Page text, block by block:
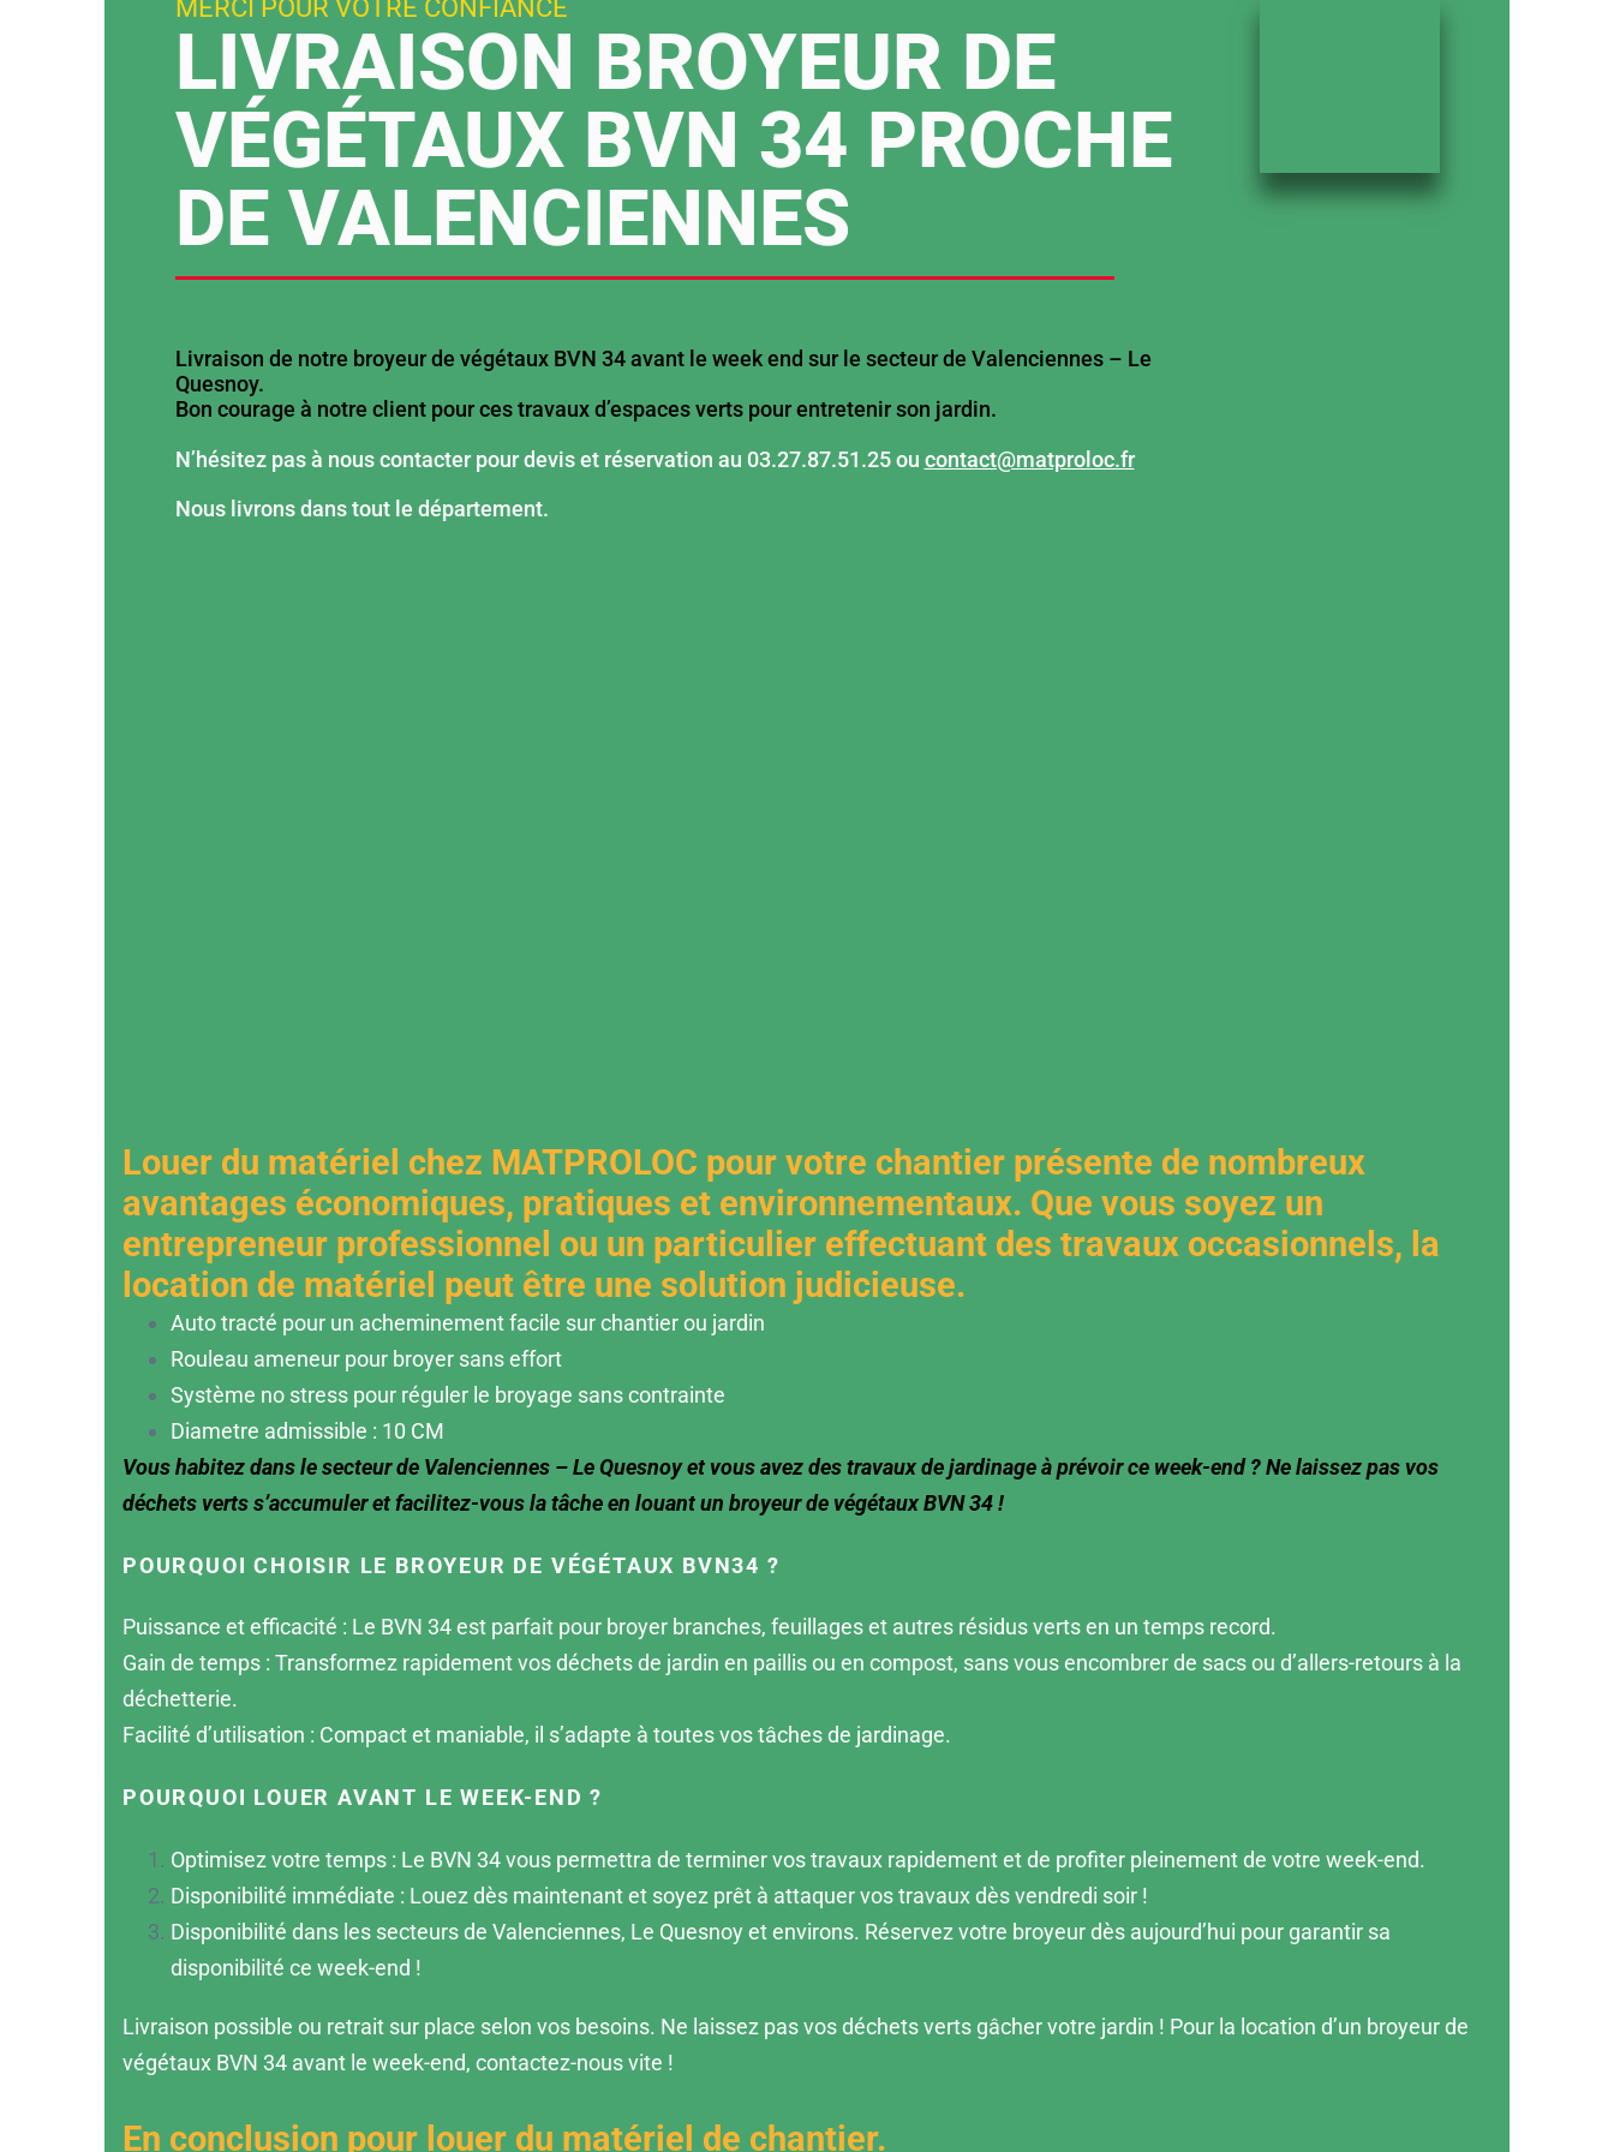
MERCI POUR VOTRE CONFIANCE
LIVRAISON BROYEUR DE
VÉGÉTAUX BVN 34 PROCHE
DE VALENCIENNES
Livraison de notre broyeur de végétaux BVN 34 avant le week end sur le secteur de Valenciennes – Le
Quesnoy.
Bon courage à notre client pour ces travaux d’espaces verts pour entretenir son jardin.
N’hésitez pas à nous contacter pour devis et réservation au 03.27.87.51.25 ou contact@matproloc.fr
Nous livrons dans tout le département.
Louer du matériel chez MATPROLOC pour votre chantier présente de nombreux
avantages économiques, pratiques et environnementaux. Que vous soyez un
entrepreneur professionnel ou un particulier effectuant des travaux occasionnels, la
location de matériel peut être une solution judicieuse.
Auto tracté pour un acheminement facile sur chantier ou jardin
Rouleau ameneur pour broyer sans effort
Système no stress pour réguler le broyage sans contrainte
Diametre admissible : 10 CM
Vous habitez dans le secteur de Valenciennes – Le Quesnoy et vous avez des travaux de jardinage à prévoir ce week-end ? Ne laissez pas vos
déchets verts s’accumuler et facilitez-vous la tâche en louant un broyeur de végétaux BVN 34 !
POURQUOI CHOISIR LE BROYEUR DE VÉGÉTAUX BVN34 ?
Puissance et efficacité : Le BVN 34 est parfait pour broyer branches, feuillages et autres résidus verts en un temps record.
Gain de temps : Transformez rapidement vos déchets de jardin en paillis ou en compost, sans vous encombrer de sacs ou d’allers-retours à la
déchetterie.
Facilité d’utilisation : Compact et maniable, il s’adapte à toutes vos tâches de jardinage.
POURQUOI LOUER AVANT LE WEEK-END ?
Optimisez votre temps : Le BVN 34 vous permettra de terminer vos travaux rapidement et de profiter pleinement de votre week-end.
Disponibilité immédiate : Louez dès maintenant et soyez prêt à attaquer vos travaux dès vendredi soir !
Disponibilité dans les secteurs de Valenciennes, Le Quesnoy et environs. Réservez votre broyeur dès aujourd’hui pour garantir sa
disponibilité ce week-end !
Livraison possible ou retrait sur place selon vos besoins. Ne laissez pas vos déchets verts gâcher votre jardin ! Pour la location d’un broyeur de
végétaux BVN 34 avant le week-end, contactez-nous vite !
En conclusion pour louer du matériel de chantier.